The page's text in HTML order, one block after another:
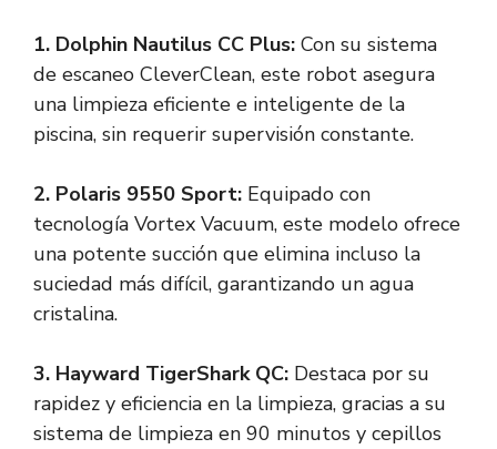
1. Dolphin Nautilus CC Plus: Con su sistema
de escaneo CleverClean, este robot asegura
una limpieza eficiente e inteligente de la
piscina, sin requerir supervisión constante.
2. Polaris 9550 Sport: Equipado con
tecnología Vortex Vacuum, este modelo ofrece
una potente succión que elimina incluso la
suciedad más difícil, garantizando un agua
cristalina.
3. Hayward TigerShark QC: Destaca por su
rapidez y eficiencia en la limpieza, gracias a su
sistema de limpieza en 90 minutos y cepillos